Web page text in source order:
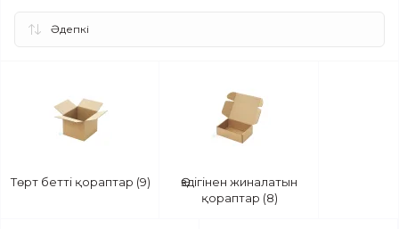
Төрт бетті қораптар (9)
Өздігінен жиналатын
қораптар (8)